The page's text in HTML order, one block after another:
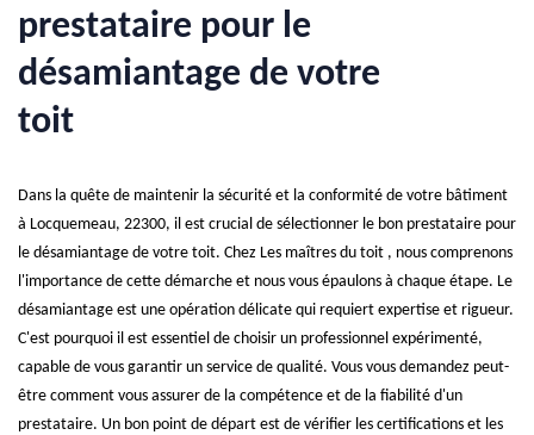
prestataire pour le
désamiantage de votre
toit
Dans la quête de maintenir la sécurité et la conformité de votre bâtiment
à Locquemeau, 22300, il est crucial de sélectionner le bon prestataire pour
le désamiantage de votre toit. Chez Les maîtres du toit , nous comprenons
l'importance de cette démarche et nous vous épaulons à chaque étape. Le
désamiantage est une opération délicate qui requiert expertise et rigueur.
C'est pourquoi il est essentiel de choisir un professionnel expérimenté,
capable de vous garantir un service de qualité. Vous vous demandez peut-
être comment vous assurer de la compétence et de la fiabilité d'un
prestataire. Un bon point de départ est de vérifier les certifications et les